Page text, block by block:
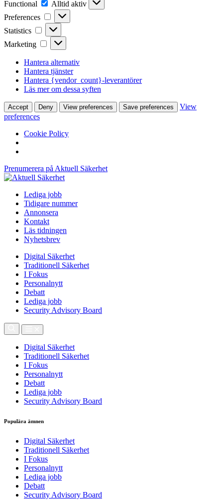
Functional
Alltid aktiv
Preferences
Preferences
Statistics Statistics
Marketing Marketing
Hantera alternativ
Hantera tjänster
Hantera {vendor_count}-leverantörer
Läs mer om dessa syften
Accept Deny View preferences Save preferences
View
preferences
Cookie Policy
Prenumerera på Aktuell Säkerhet
Lediga jobb
Tidigare nummer
Annonsera
Kontakt
Läs tidningen
Nyhetsbrev
Digital Säkerhet
Traditionell Säkerhet
I Fokus
Personalnytt
Debatt
Lediga jobb
Security Advisory Board
Digital Säkerhet
Traditionell Säkerhet
I Fokus
Personalnytt
Debatt
Lediga jobb
Security Advisory Board
Populära ämnen
Digital Säkerhet
Traditionell Säkerhet
I Fokus
Personalnytt
Lediga jobb
Debatt
Security Advisory Board